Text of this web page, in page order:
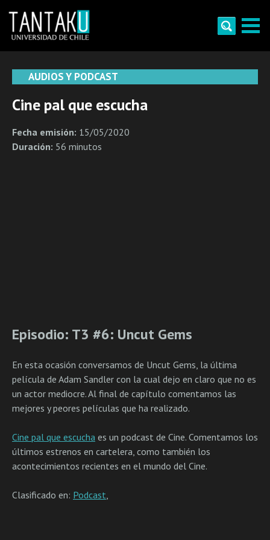
content
AUDIOS Y PODCAST
Cine pal que escucha
Fecha emisión: 15/05/2020
Duración: 56 minutos
Episodio: T3 #6: Uncut Gems
En esta ocasión conversamos de Uncut Gems, la última
película de Adam Sandler con la cual dejo en claro que no es
un actor mediocre. Al final de capítulo comentamos las
mejores y peores películas que ha realizado.
Cine pal que escucha es un podcast de Cine. Comentamos los
últimos estrenos en cartelera, como también los
acontecimientos recientes en el mundo del Cine.
Clasificado en: Podcast,